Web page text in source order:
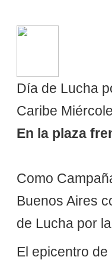
Día de Lucha
Caribe
En la plaza
Como
Buenos Aires
de Lucha por
El epicentro